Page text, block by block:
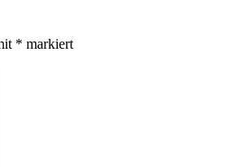
* markiert